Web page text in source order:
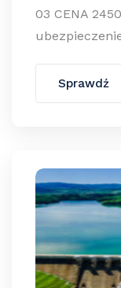
03 CENA
Sprawdź